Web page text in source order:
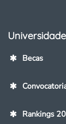
Becas
Rankings